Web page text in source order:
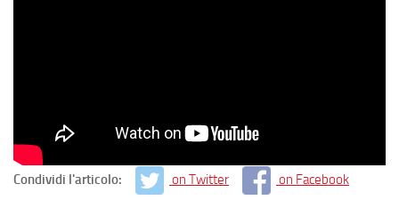
Condividi l'articolo: on Twitter on Facebook